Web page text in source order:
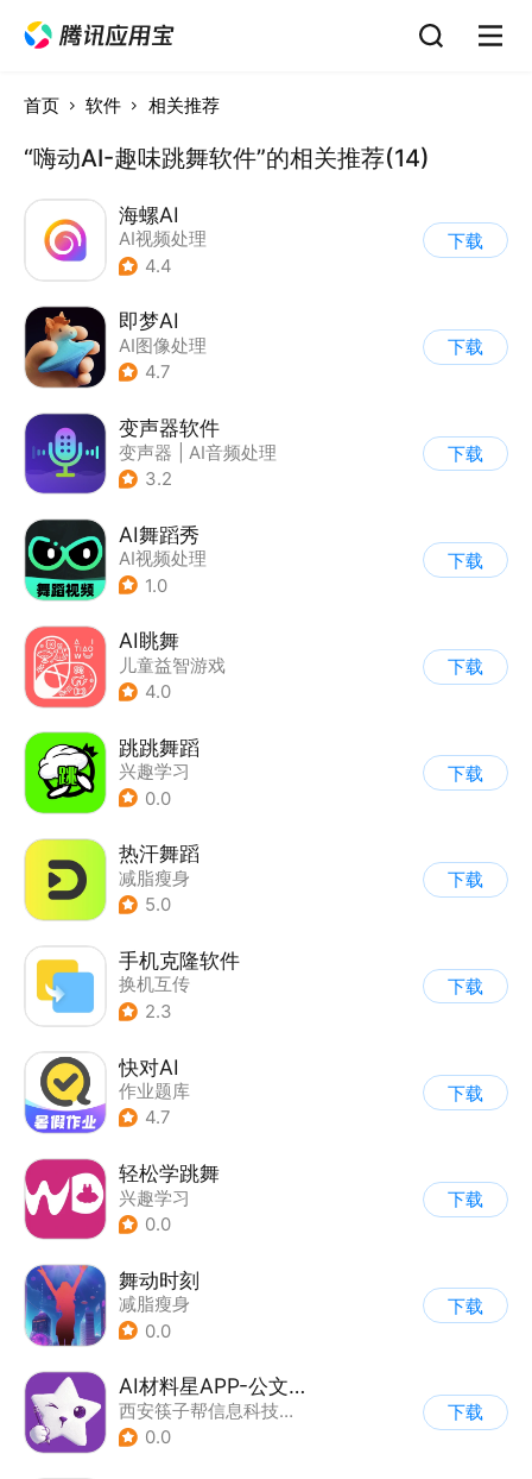
首页 软件 相关推荐
“嗨动AI-趣味跳舞软件”的相关推荐(14)
海螺AI
AI视频处理
4.4
下载
即梦AI
AI图像处理
4.7
下载
变声器软件
变声器
AI音频处理
3.2
下载
AI舞蹈秀
AI视频处理
1.0
下载
AI眺舞
儿童益智游戏
4.0
下载
跳跳舞蹈
兴趣学习
0.0
下载
热汗舞蹈
减脂瘦身
5.0
下载
手机克隆软件
换机互传
2.3
下载
快对AI
作业题库
4.7
下载
轻松学跳舞
兴趣学习
0.0
下载
舞动时刻
减脂瘦身
0.0
下载
AI材料星APP-公文写作助手
西安筷子帮信息科技有限公司
0.0
下载